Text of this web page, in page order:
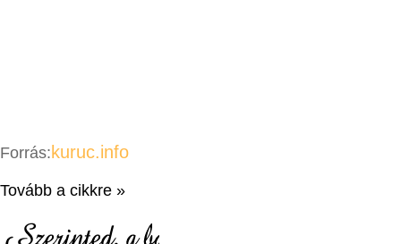
Forrás: kuruc.info
Tovább a cikkre »